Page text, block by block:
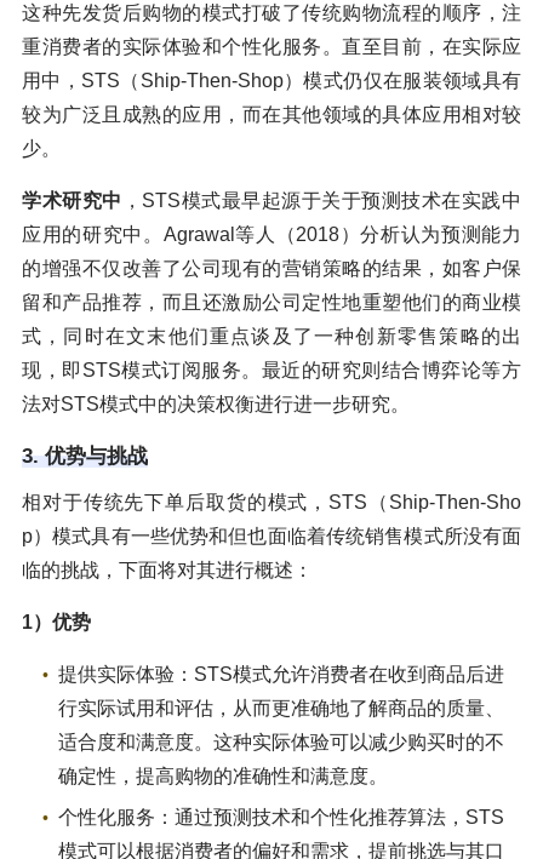
这种先发货后购物的模式打破了传统购物流程的顺序，注
重消费者的实际体验和个性化服务。直至目前，在实际应
用中，STS（Ship-Then-Shop）模式仍仅在服装领域具有
较为广泛且成熟的应用，而在其他领域的具体应用相对较
少。
学术研究中 ，STS模式最早起源于关于预测技术在实践中
应用的研究中。Agrawal等人（2018）分析认为预测能力
的增强不仅改善了公司现有的营销策略的结果，如客户保
留和产品推荐，而且还激励公司定性地重塑他们的商业模
式，同时在文末他们重点谈及了一种创新零售策略的出
现，即STS模式订阅服务。最近的研究则结合博弈论等方
法对STS模式中的决策权衡进行进一步研究。
3. 优势与挑战
相对于传统先下单后取货的模式，STS（Ship-Then-Sho
p）模式具有一些优势和但也面临着传统销售模式所没有面
临的挑战，下面将对其进行概述：
1）优势
提供实际体验：STS模式允许消费者在收到商品后进
行实际试用和评估，从而更准确地了解商品的质量、
适合度和满意度。这种实际体验可以减少购买时的不
确定性，提高购物的准确性和满意度。
个性化服务：通过预测技术和个性化推荐算法，STS
模式可以根据消费者的偏好和需求，提前挑选与其口